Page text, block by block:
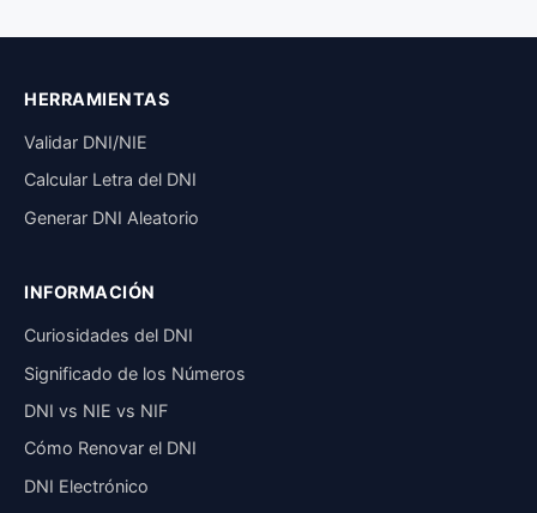
HERRAMIENTAS
Validar DNI/NIE
Calcular Letra del DNI
Generar DNI Aleatorio
INFORMACIÓN
Curiosidades del DNI
Significado de los Números
DNI vs NIE vs NIF
Cómo Renovar el DNI
DNI Electrónico